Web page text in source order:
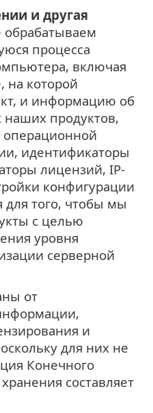
и другая
процесса
включая
на которой
и информацию об
продуктов,
операционной
идентификаторы
лицензий, IP-
конфигурации
для того, чтобы мы
с целью
уровня
серверной
от
и
для них не
Конечного
составляет